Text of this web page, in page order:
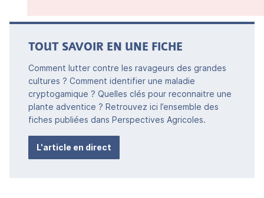
TOUT SAVOIR EN UNE FICHE
Comment lutter contre les ravageurs des grandes
cultures ? Comment identifier une maladie
cryptogamique ? Quelles clés pour reconnaitre une
plante adventice ? Retrouvez ici l’ensemble des
fiches publiées dans Perspectives Agricoles.
L'article en direct